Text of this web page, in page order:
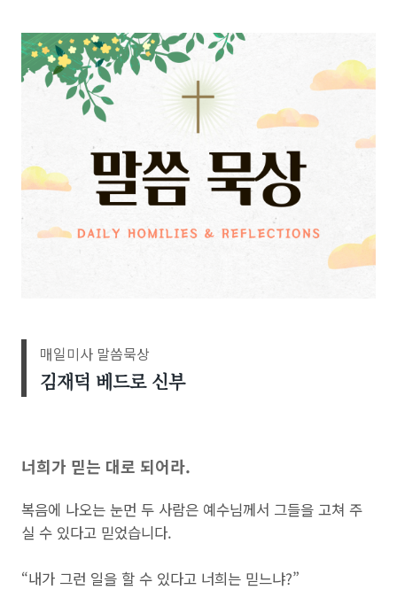
매일미사 말씀묵상
김재덕 베드로신부
너희가 믿는 대로 되어라.
복음에 나오는 눈먼 두 사람은 예수님께서 그들을 고쳐 주
실 수 있다고 믿었습니다.
“내가 그런 일을 할 수 있다고 너희는 믿느냐?”